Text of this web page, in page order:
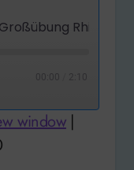
2:10
window|